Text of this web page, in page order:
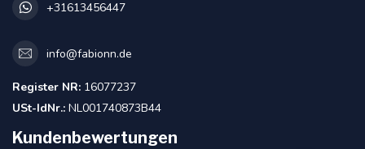
+31613456447
info@fabionn.de
Register NR: 16077237
USt-IdNr.: NL001740873B44
Kundenbewertungen